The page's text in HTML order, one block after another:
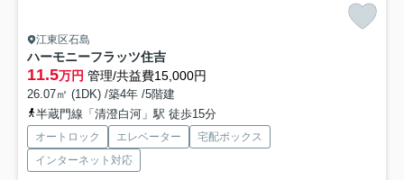
江東区石島
ハーモニーフラッツ住吉
11.5万円 管理/共益費15,000円
26.07㎡ (1DK) /築4年 /5階建
半蔵門線「清澄白河」駅 徒歩15分
オートロック エレベーター
宅配ボックス
インターネット対応